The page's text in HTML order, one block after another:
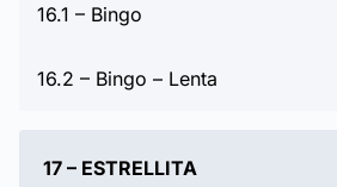
16.1 – Bingo
16.2 – Bingo – Lenta
17 – ESTRELLITA